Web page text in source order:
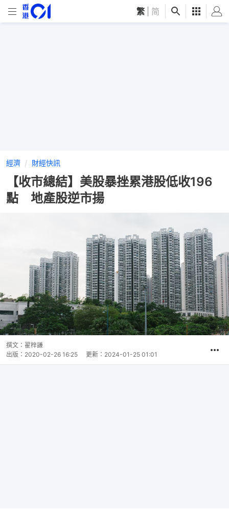
繁 简
經濟 財經快訊
【收市總結】美股暴挫累港股低收196
點 地產股逆市揚
撰文： 翟梓謙
出版： 2020-02-26 16:25 更新： 2024-01-25 01:01